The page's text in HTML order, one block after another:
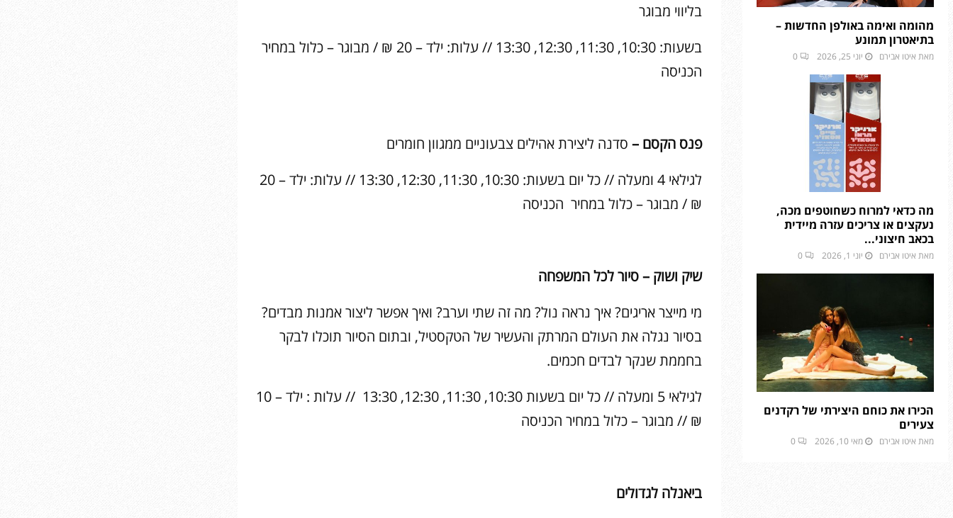
בליווי מבוגר
בשעות: 10:30, 11:30, 12:30, 13:30 // עלות: ילד – 20 ₪ / מבוגר – כלול במחיר
הכניסה
פנס הקסם – סדנה ליצירת אהילים צבעוניים ממגוון חומרים
לגילאי 4 ומעלה // כל יום בשעות: 10:30, 11:30, 12:30, 13:30 // עלות: ילד – 20
₪ / מבוגר – כלול במחיר הכניסה
שיק ושוק – סיור לכל המשפחה
מי מייצר אריגים? איך נראה נול? מה זה שתי וערב? ואיך אפשר ליצור אמנות מבדים?
בסיור נגלה את העולם המרתק והעשיר של הטקסטיל, ובתום הסיור תוכלו לבקר
בחממת שנקר לבדים חכמים.
לגילאי 5 ומעלה // כל יום בשעות 10:30, 11:30, 12:30, 13:30 // עלות : ילד – 10
₪ // מבוגר – כלול במחיר הכניסה
ביאנלה לגדולים
מהומה ואימה באולפן החדשות –
בתיאטרון תמונע
מאת איטו אבירם יוני 25, 2026 0
מה כדאי למרוח כשחוטפים מכה,
נעקצים או צריכים עזרה מיידית
בכאב חיצוני...
מאת איטו אבירם יוני 1, 2026 0
הכירו את כוחם היצירתי של רקדנים
צעירים
מאת איטו אבירם מאי 10, 2026 0